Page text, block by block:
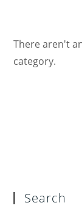
There aren't
category.
Search